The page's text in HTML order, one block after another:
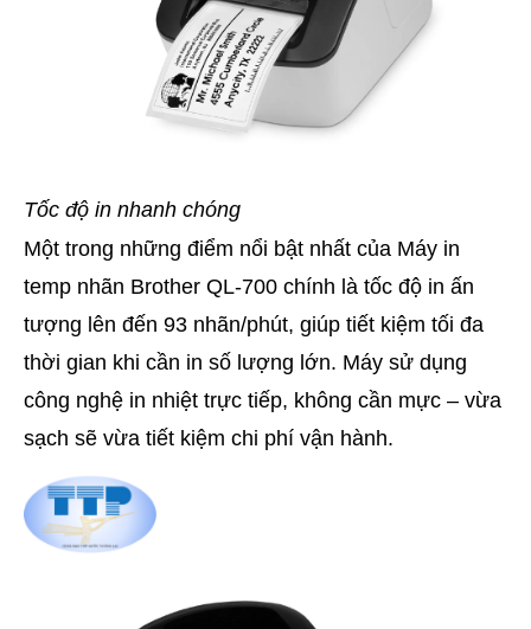
Tốc độ in nhanh chóng
Một trong những điểm nổi bật nhất của Máy in
temp nhãn Brother QL-700 chính là tốc độ in ấn
tượng lên đến 93 nhãn/phút, giúp tiết kiệm tối đa
thời gian khi cần in số lượng lớn. Máy sử dụng
công nghệ in nhiệt trực tiếp, không cần mực – vừa
sạch sẽ vừa tiết kiệm chi phí vận hành.